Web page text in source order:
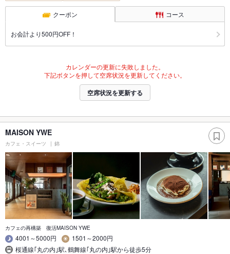
クーポン コース
お会計より500円OFF！
カレンダーの更新に失敗しました。
下記ボタンを押して空席状況を更新してください。
空席状況を更新する
MAISON YWE
カフェ・スイーツ 錦
カフェの再構築 復活MAISON YWE
4001～5000円
1501～2000円
桜通線｢丸の内｣駅､鶴舞線｢丸の内｣駅から徒歩5分